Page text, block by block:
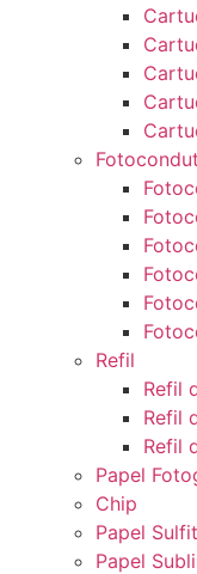
Refil
Refil
Refil
Refil
Papel
Chip
Papel
Papel